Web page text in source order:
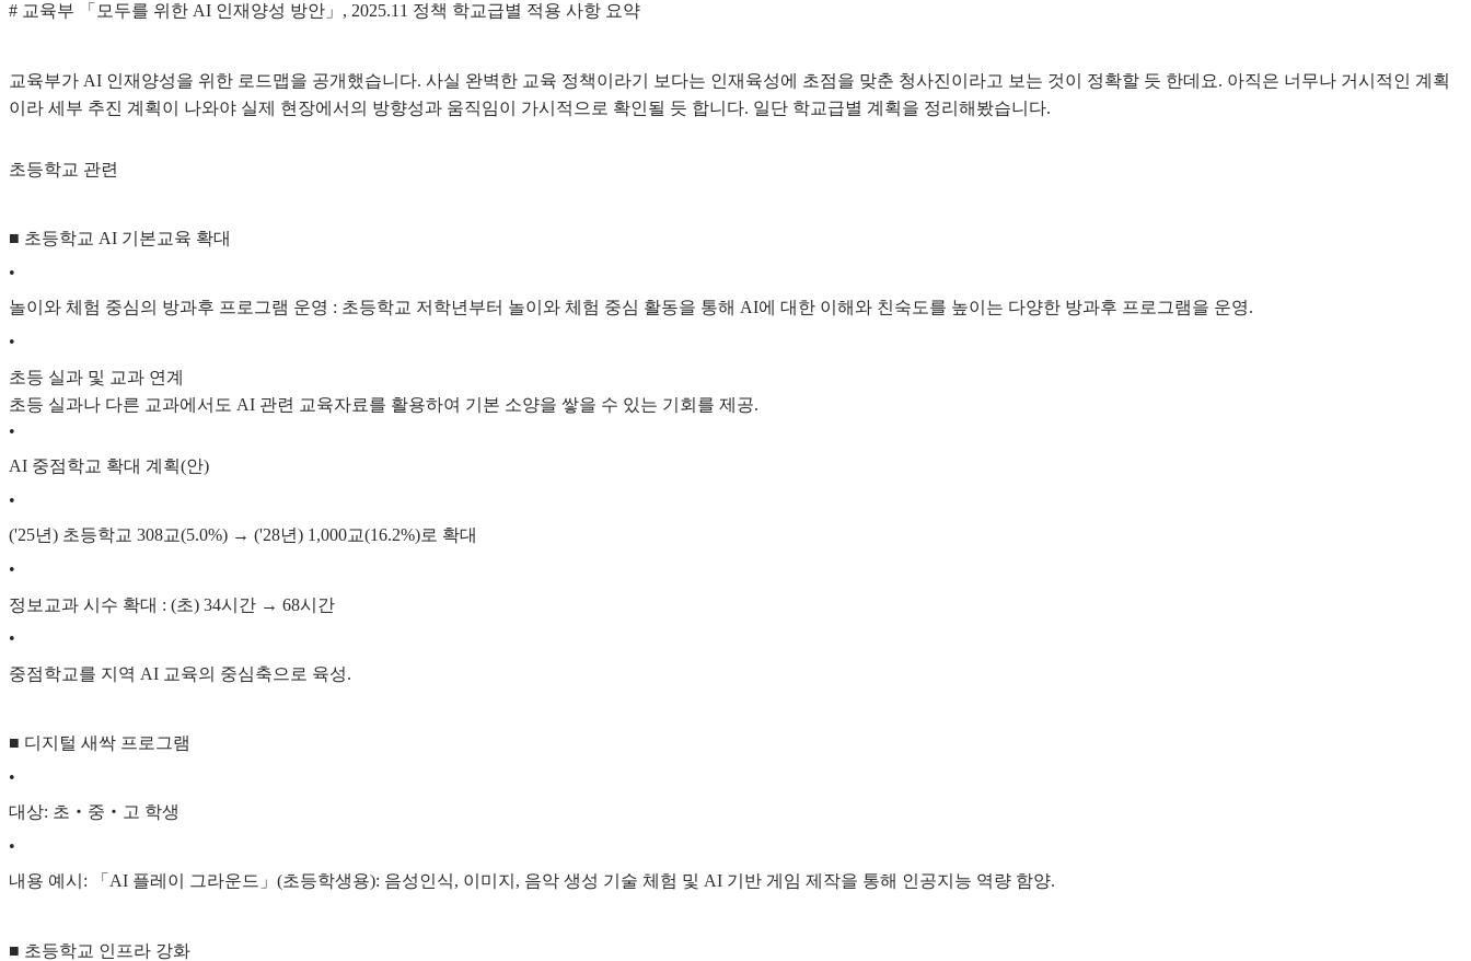
# 교육부 「모두를 위한 AI 인재양성 방안」, 2025.11 정책 학교급별 적용 사항 요약
교육부가 AI 인재양성을 위한 로드맵을 공개했습니다. 사실 완벽한 교육 정책이라기 보다는 인재육성에 초점을 맞춘 청사진이라고 보는 것이 정확할 듯 한데요. 아직은 너무나 거시적인 계획
이라 세부 추진 계획이 나와야 실제 현장에서의 방향성과 움직임이 가시적으로 확인될 듯 합니다. 일단 학교급별 계획을 정리해봤습니다.
초등학교 관련
■ 초등학교 AI 기본교육 확대
•
놀이와 체험 중심의 방과후 프로그램 운영 : 초등학교 저학년부터 놀이와 체험 중심 활동을 통해 AI에 대한 이해와 친숙도를 높이는 다양한 방과후 프로그램을 운영.
•
초등 실과 및 교과 연계
초등 실과나 다른 교과에서도 AI 관련 교육자료를 활용하여 기본 소양을 쌓을 수 있는 기회를 제공.
•
AI 중점학교 확대 계획(안)
•
('25년) 초등학교 308교(5.0%) → ('28년) 1,000교(16.2%)로 확대
•
정보교과 시수 확대 : (초) 34시간 → 68시간
•
중점학교를 지역 AI 교육의 중심축으로 육성.
■ 디지털 새싹 프로그램
•
대상: 초‧중‧고 학생
•
내용 예시: 「AI 플레이 그라운드」(초등학생용): 음성인식, 이미지, 음악 생성 기술 체험 및 AI 기반 게임 제작을 통해 인공지능 역량 함양.
■ 초등학교 인프라 강화